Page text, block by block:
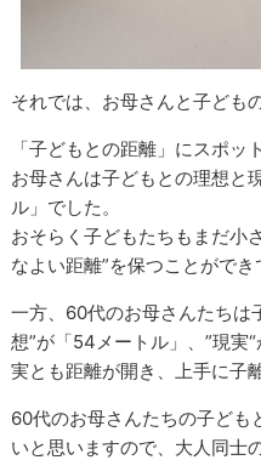
それでは、お母さんと子ども
「子どもとの距離」にスポ
お母さんは子どもとの理想と
ル」でした。
おそらく子どもたちもまだ小
なよい距離”を保つことができ
一方、60代のお母さんたちは
想”が「54メートル」、”現実
実とも距離が開き、上手に子
60代のお母さんたちの子ど
いと思いますので、大人同士